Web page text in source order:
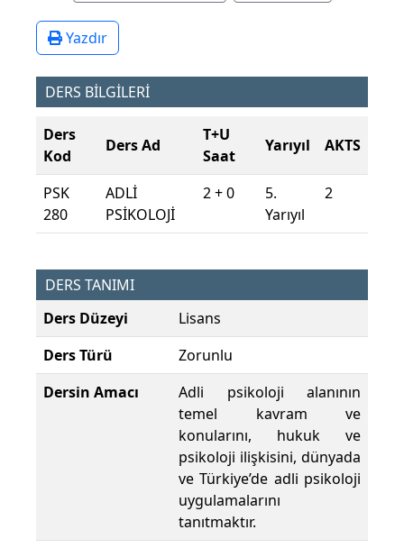
Yazdır
DERS BİLGİLERİ
Ders
Kod
Ders Ad
T+U
Saat
Yarıyıl AKTS
PSK
280
ADLİ
PSİKOLOJİ
2 + 0
5.
Yarıyıl
2
DERS TANIMI
Ders Düzeyi
Lisans
Ders Türü
Zorunlu
Dersin Amacı
Adli psikoloji alanının
temel kavram ve
konularını, hukuk ve
psikoloji ilişkisini, dünyada
ve Türkiye’de adli psikoloji
uygulamalarını
tanıtmaktır.